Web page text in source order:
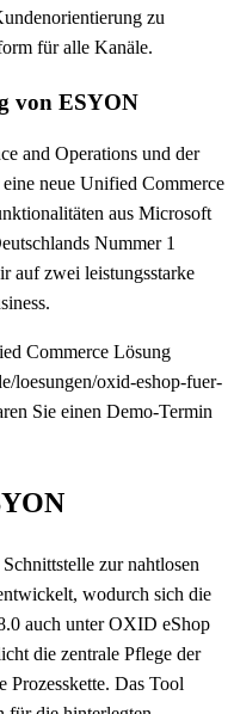
zu
für alle Kanäle.
von ESYON
and Operations und der
neue Unified Commerce
aus Microsoft
Nummer 1
auf zwei leistungsstarke
Commerce Lösung
loesungen/oxid-eshop-fuer-
Sie einen Demo-Termin
zur nahtlosen
wodurch sich die
auch unter OXID eShop
die zentrale Pflege der
Prozesskette. Das Tool